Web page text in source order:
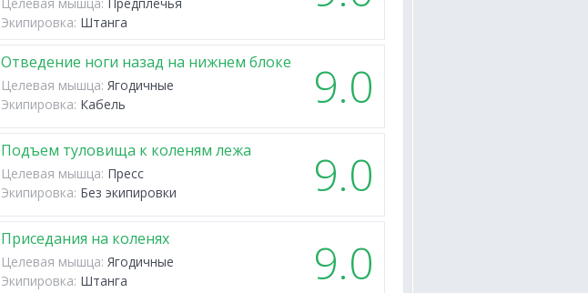
Экипировка: Штанга
Отведение ноги назад на нижнем блоке
Целевая мышца: Ягодичные
Экипировка: Кабель 9.0
Подъем туловища к коленям лежа
Целевая мышца: Пресс
Экипировка: Без экипировки 9.0
Приседания на коленях
Целевая мышца: Ягодичные
Экипировка: Штанга 9.0